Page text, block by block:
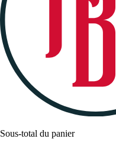
Sous-total du panier